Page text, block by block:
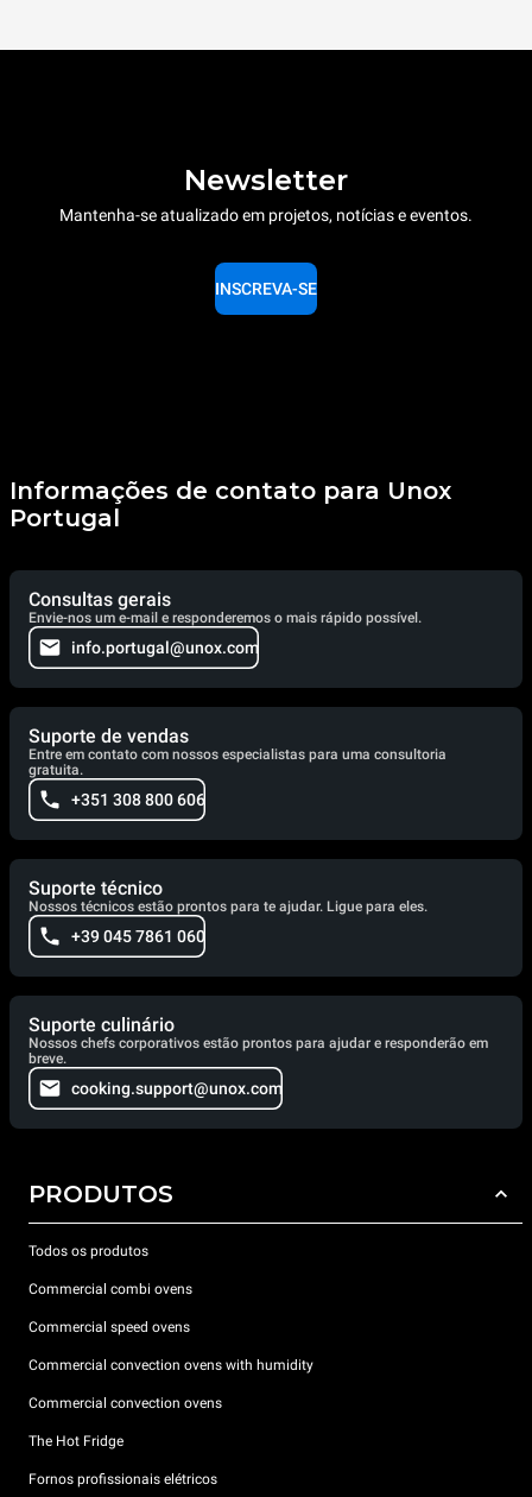
Newsletter
Mantenha-se atualizado em projetos, notícias e eventos.
INSCREVA-SE
Informações de contato para Unox
Portugal
Consultas gerais
Envie-nos um e-mail e responderemos o mais rápido possível.
info.portugal@unox.com
Suporte de vendas
Entre em contato com nossos especialistas para uma consultoria
gratuita.
+351 308 800 606
Suporte técnico
Nossos técnicos estão prontos para te ajudar. Ligue para eles.
+39 045 7861 060
Suporte culinário
Nossos chefs corporativos estão prontos para ajudar e responderão em
breve.
cooking.support@unox.com
PRODUTOS
Todos os produtos
Commercial combi ovens
Commercial speed ovens
Commercial convection ovens with humidity
Commercial convection ovens
The Hot Fridge
Fornos profissionais elétricos